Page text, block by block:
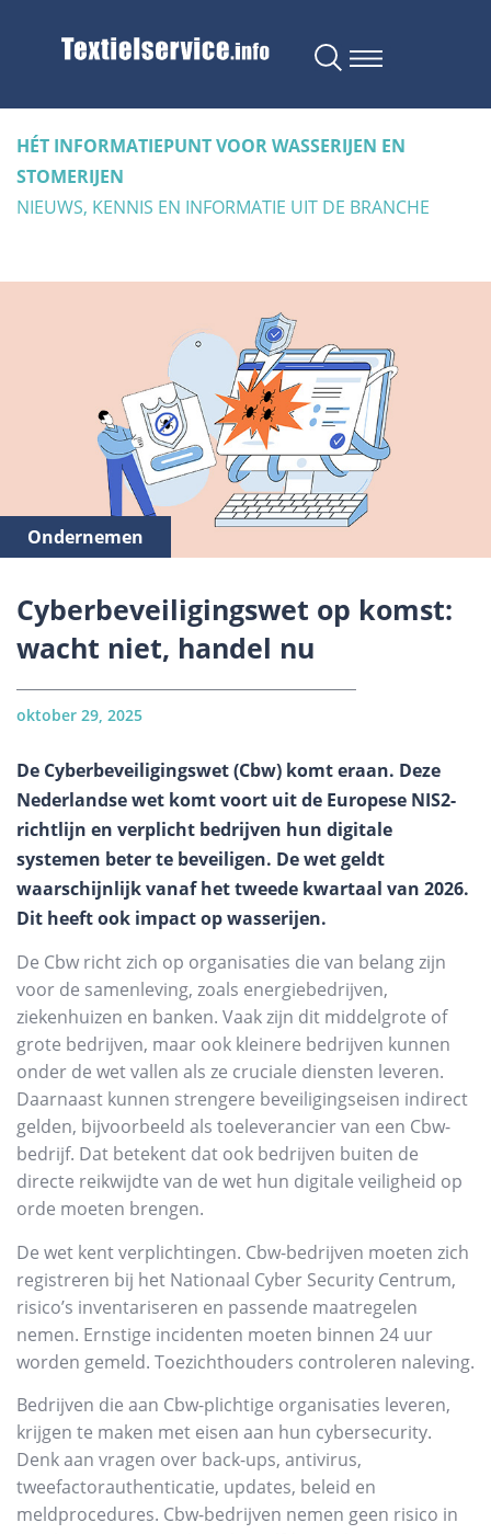
HÉT INFORMATIEPUNT VOOR WASSERIJEN EN
STOMERIJEN
NIEUWS, KENNIS EN INFORMATIE UIT DE BRANCHE
Ondernemen
Cyberbeveiligingswet op komst:
wacht niet, handel nu
oktober 29, 2025
De Cyberbeveiligingswet (Cbw) komt eraan. Deze
Nederlandse wet komt voort uit de Europese NIS2-
richtlijn en verplicht bedrijven hun digitale
systemen beter te beveiligen. De wet geldt
waarschijnlijk vanaf het tweede kwartaal van 2026.
Dit heeft ook impact op wasserijen.
De Cbw richt zich op organisaties die van belang zijn
voor de samenleving, zoals energiebedrijven,
ziekenhuizen en banken. Vaak zijn dit middelgrote of
grote bedrijven, maar ook kleinere bedrijven kunnen
onder de wet vallen als ze cruciale diensten leveren.
Daarnaast kunnen strengere beveiligingseisen indirect
gelden, bijvoorbeeld als toeleverancier van een Cbw-
bedrijf. Dat betekent dat ook bedrijven buiten de
directe reikwijdte van de wet hun digitale veiligheid op
orde moeten brengen.
De wet kent verplichtingen. Cbw-bedrijven moeten zich
registreren bij het Nationaal Cyber Security Centrum,
risico’s inventariseren en passende maatregelen
nemen. Ernstige incidenten moeten binnen 24 uur
worden gemeld. Toezichthouders controleren naleving.
Bedrijven die aan Cbw-plichtige organisaties leveren,
krijgen te maken met eisen aan hun cybersecurity.
Denk aan vragen over back-ups, antivirus,
tweefactorauthenticatie, updates, beleid en
meldprocedures. Cbw-bedrijven nemen geen risico in